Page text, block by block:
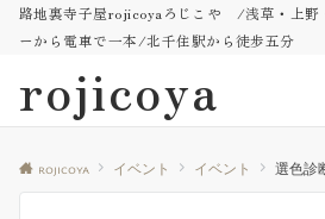
路地裏寺子屋rojicoyaろじこや /浅草・上野
ーから電車で一本/北千住駅から徒歩五分
rojicoya
rojicoya イベント イベント 選色診